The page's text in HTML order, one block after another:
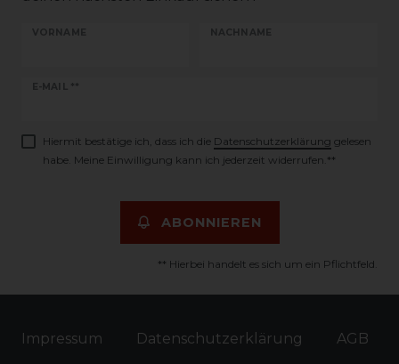
VORNAME NACHNAME
E-MAIL **
Newsletter
Hiermit bestätige ich, dass ich die Daten­schutz­erklärung gelesen
habe. Meine Einwilligung kann ich jederzeit widerrufen.**
ABONNIEREN
** Hierbei handelt es sich um ein Pflichtfeld.
Impressum Daten­schutz­erklärung AGB